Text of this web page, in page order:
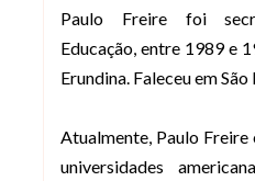
Paulo Freire foi
Educação, entre 1989 e
Erundina. Faleceu em São
Atualmente, Paulo Freire
universidades